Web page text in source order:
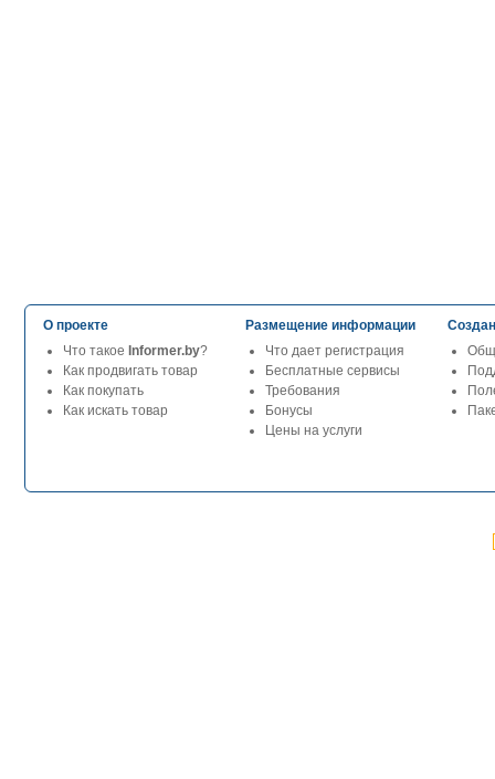
О проекте
Что такое Informer.by?
Как продвигать товар
Как покупать
Как искать товар
Размещение информации
Что дает регистрация
Бесплатные сервисы
Требования
Бонусы
Цены на услуги